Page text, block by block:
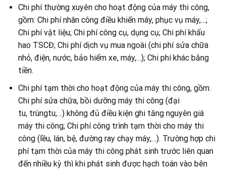
Chi phí thường xuyên cho hoạt động của máy thi công,
gồm: Chi phí nhân công điều khiển máy, phục vụ máy,…;
Chi phí vật liệu; Chi phí công cụ, dụng cụ; Chi phí khấu
hao TSCĐ; Chi phí dịch vụ mua ngoài (chi phí sửa chữa
nhỏ, điện, nước, bảo hiểm xe, máy,…); Chi phí khác bằng
tiền.
Chi phí tạm thời cho hoạt động của máy thi công, gồm:
Chi phí sửa chữa, bồi dưỡng máy thi công (đại
tu, trùngtu,…) không đủ điều kiện ghi tăng nguyên giá
máy thi công; Chi phí công trình tạm thời cho máy thi
công (lều, lán, bệ, đường ray chạy máy,…). Trường hợp chi
phí tạm thời của máy thi công phát sinh trước liên quan
đến nhiều kỳ thì khi phát sinh được hạch toán vào bên